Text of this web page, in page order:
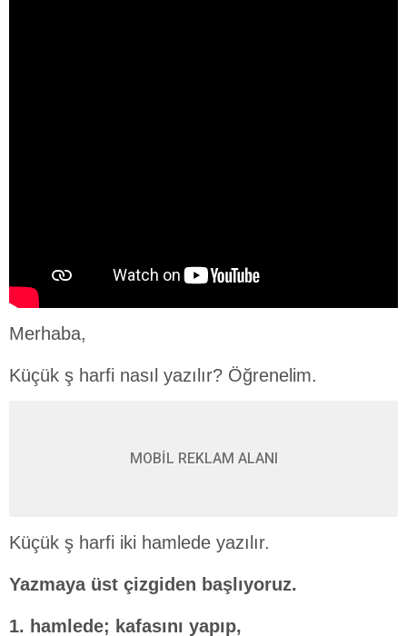
Merhaba,
Küçük ş harfi nasıl yazılır? Öğrenelim.
MOBİL REKLAM ALANI
Küçük ş harfi iki hamlede yazılır.
Yazmaya üst çizgiden başlıyoruz.
1. hamlede; kafasını yapıp,